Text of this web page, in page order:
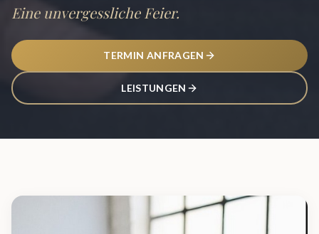
Eine unvergessliche Feier.
TERMIN ANFRAGEN
LEISTUNGEN